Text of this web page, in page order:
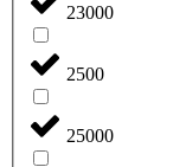
23000
2500
25000